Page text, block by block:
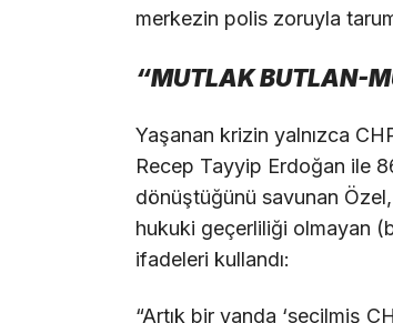
merkezin polis zoruyla
“MUTLAK BUTLAN-
Yaşanan krizin yalnızca
Recep Tayyip Erdoğan ile
dönüştüğünü savunan
hukuki geçerliliği olmayan
ifadeleri kullandı:
“Artık bir yanda ‘seçilmiş